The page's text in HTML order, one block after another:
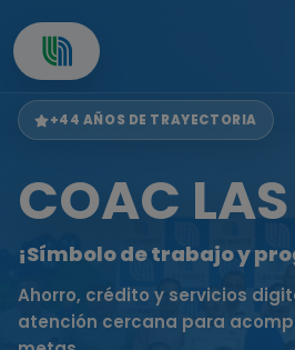
+44 AÑOS DE TRAYECTORIA
COAC
¡Símbolo de trabajo y
Ahorro, crédito y servicios
atención cercana para